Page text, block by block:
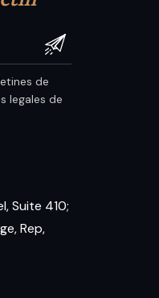
de
legales de
Suite 410;
Rep,